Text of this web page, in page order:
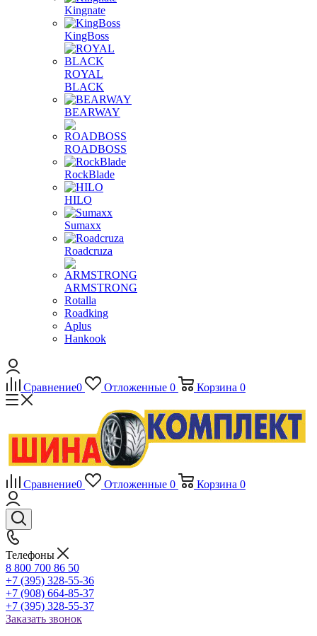
Kingnate
KingBoss
ROYAL
BLACK
BEARWAY
ROADBOSS
RockBlade
HILO
Sumaxx
Roadcruza
ARMSTRONG
Rotalla
Roadking
Aplus
Hankook
Сравнение0 Отложенные 0 Корзина 0
Сравнение0 Отложенные 0 Корзина 0
Телефоны
8 800 700 86 50
+7 (395) 328-55-36
+7 (908) 664-85-37
+7 (395) 328-55-37
Заказать звонок